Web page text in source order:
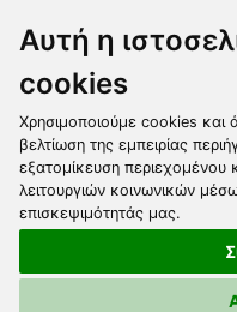
Αυτή η
cookies
Χρησιμοποιούμε cookies και
βελτίωση της εμπειρίας
εξατομίκευση περιεχομένου
λειτουργιών κοινωνικών
επισκεψιμότητάς μας.